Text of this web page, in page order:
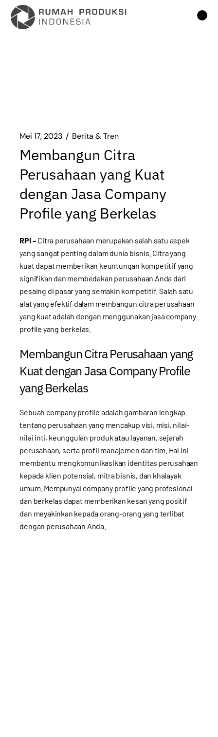
Lompat
konten
Mei 17, 2023 Berita & Tren
Membangun Citra
Perusahaan yang Kuat
dengan Jasa Company
Profile yang Berkelas
RPI –Citra perusahaan merupakan salah satu aspek
yang sangat penting dalam dunia bisnis. Citra yang
kuat dapat memberikan keuntungan kompetitif yang
signifikan dan membedakan perusahaan Anda dari
pesaing di pasar yang semakin kompetitif. Salah satu
alat yang efektif dalam membangun citra perusahaan
yang kuat adalah dengan menggunakan jasa company
profile yang berkelas.
Membangun Citra Perusahaan yang
Kuat dengan Jasa Company Profile
yang Berkelas
Sebuah company profile adalah gambaran lengkap
tentang perusahaan yang mencakup visi, misi, nilai-
nilai inti, keunggulan produk atau layanan, sejarah
perusahaan, serta profil manajemen dan tim. Hal ini
membantu mengkomunikasikan identitas perusahaan
kepada klien potensial, mitra bisnis, dan khalayak
umum. Mempunyai company profile yang profesional
dan berkelas dapat memberikan kesan yang positif
dan meyakinkan kepada orang-orang yang terlibat
dengan perusahaan Anda.